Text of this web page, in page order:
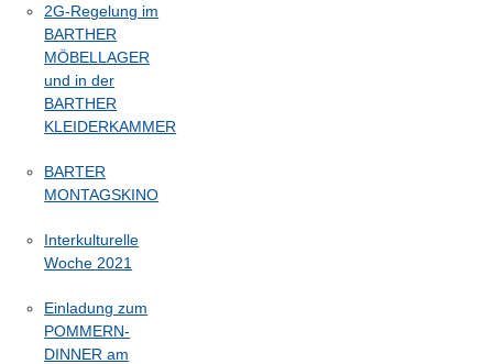
2G-Regelung im
BARTHER
MÖBELLAGER
und in der
BARTHER
KLEIDERKAMMER
BARTER
MONTAGSKINO
Interkulturelle
Woche 2021
Einladung zum
POMMERN-
DINNER am